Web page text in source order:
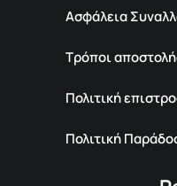
Ασφάλεια
Τρόποι
Πολιτική
Πολιτική